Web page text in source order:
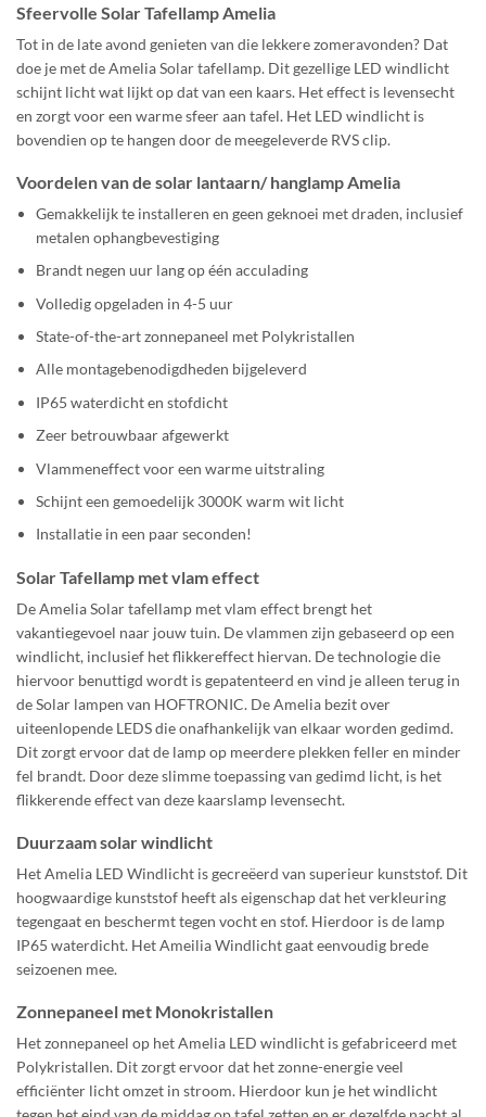
Sfeervolle Solar Tafellamp Amelia
Tot in de late avond genieten van die lekkere zomeravonden? Dat
doe je met de Amelia Solar tafellamp. Dit gezellige LED windlicht
schijnt licht wat lijkt op dat van een kaars. Het effect is levensecht
en zorgt voor een warme sfeer aan tafel. Het LED windlicht is
bovendien op te hangen door de meegeleverde RVS clip.
Voordelen van de solar lantaarn/ hanglamp Amelia
Gemakkelijk te installeren en geen geknoei met draden, inclusief
metalen ophangbevestiging
Brandt negen uur lang op één acculading
Volledig opgeladen in 4-5 uur
State-of-the-art zonnepaneel met Polykristallen
Alle montagebenodigdheden bijgeleverd
IP65 waterdicht en stofdicht
Zeer betrouwbaar afgewerkt
Vlammeneffect voor een warme uitstraling
Schijnt een gemoedelijk 3000K warm wit licht
Installatie in een paar seconden!
Solar Tafellamp met vlam effect
De Amelia Solar tafellamp met vlam effect brengt het
vakantiegevoel naar jouw tuin. De vlammen zijn gebaseerd op een
windlicht, inclusief het flikkereffect hiervan. De technologie die
hiervoor benuttigd wordt is gepatenteerd en vind je alleen terug in
de Solar lampen van HOFTRONIC. De Amelia bezit over
uiteenlopende LEDS die onafhankelijk van elkaar worden gedimd.
Dit zorgt ervoor dat de lamp op meerdere plekken feller en minder
fel brandt. Door deze slimme toepassing van gedimd licht, is het
flikkerende effect van deze kaarslamp levensecht.
Duurzaam solar windlicht
Het Amelia LED Windlicht is gecreëerd van superieur kunststof. Dit
hoogwaardige kunststof heeft als eigenschap dat het verkleuring
tegengaat en beschermt tegen vocht en stof. Hierdoor is de lamp
IP65 waterdicht. Het Ameilia Windlicht gaat eenvoudig brede
seizoenen mee.
Zonnepaneel met Monokristallen
Het zonnepaneel op het Amelia LED windlicht is gefabriceerd met
Polykristallen. Dit zorgt ervoor dat het zonne-energie veel
efficiënter licht omzet in stroom. Hierdoor kun je het windlicht